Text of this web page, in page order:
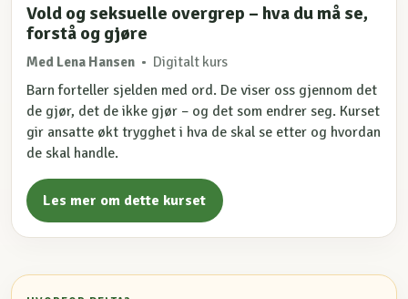
Vold og seksuelle overgrep – hva du må se,
forstå og gjøre
Med Lena Hansen • Digitalt kurs
Barn forteller sjelden med ord. De viser oss gjennom det
de gjør, det de ikke gjør – og det som endrer seg. Kurset
gir ansatte økt trygghet i hva de skal se etter og hvordan
de skal handle.
Les mer om dette kurset